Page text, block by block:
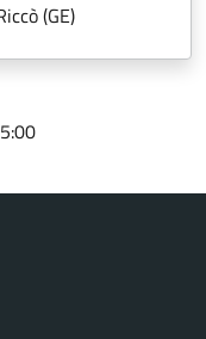
(GE)